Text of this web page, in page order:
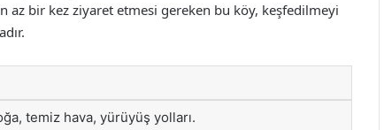
az bir kez ziyaret etmesi gereken bu köy, keşfedilmeyi
temiz hava, yürüyüş yolları.